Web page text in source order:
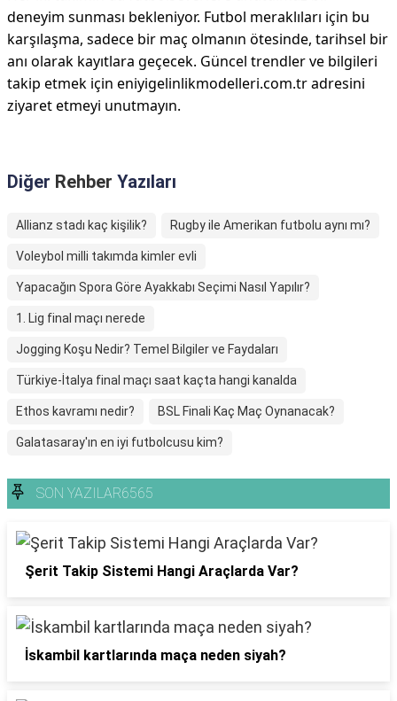
deneyim sunması bekleniyor. Futbol meraklıları için bu
karşılaşma, sadece bir maç olmanın ötesinde, tarihsel bir
anı olarak kayıtlara geçecek. Güncel trendler ve bilgileri
takip etmek için eniyigelinlikmodelleri.com.tr adresini
ziyaret etmeyi unutmayın.
Diğer Rehber Yazıları
Allianz stadı kaç kişilik? Rugby ile Amerikan futbolu aynı mı?
Voleybol milli takımda kimler evli
Yapacağın Spora Göre Ayakkabı Seçimi Nasıl Yapılır?
1. Lig final maçı nerede
Jogging Koşu Nedir? Temel Bilgiler ve Faydaları
Türkiye-İtalya final maçı saat kaçta hangi kanalda
Ethos kavramı nedir? BSL Finali Kaç Maç Oynanacak?
Galatasaray'ın en iyi futbolcusu kim?
SON YAZILAR6565
Şerit Takip Sistemi Hangi Araçlarda Var?
İskambil kartlarında maça neden siyah?